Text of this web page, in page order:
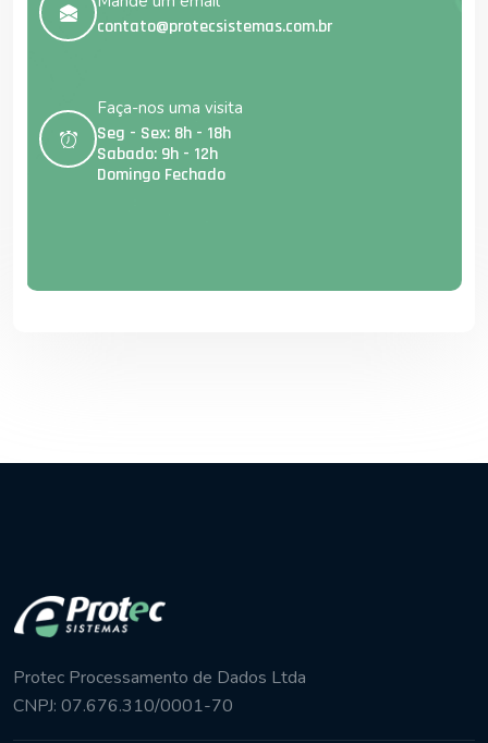
contato@protecsistemas.com.br
Faça-nos uma visita
Seg - Sex: 8h - 18h
Sabado: 9h - 12h
Domingo Fechado
Protec Processamento de Dados Ltda
CNPJ: 07.676.310/0001-70